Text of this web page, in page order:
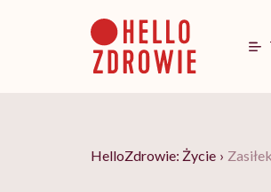
HelloZdrowie: Życie ›